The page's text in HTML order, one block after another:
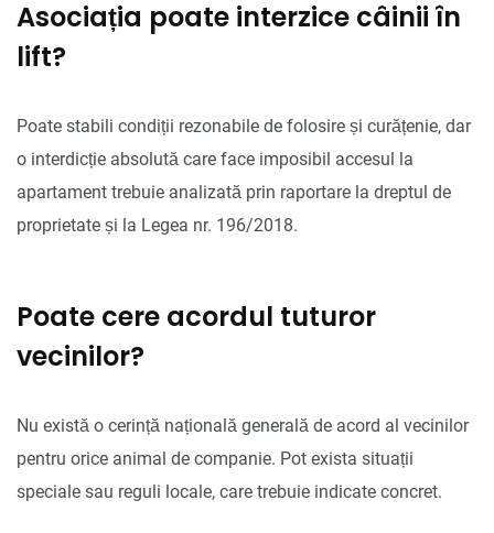
Asociația poate interzice câinii în
lift?
Poate stabili condiții rezonabile de folosire și curățenie, dar
o interdicție absolută care face imposibil accesul la
apartament trebuie analizată prin raportare la dreptul de
proprietate și la Legea nr. 196/2018.
Poate cere acordul tuturor
vecinilor?
Nu există o cerință națională generală de acord al vecinilor
pentru orice animal de companie. Pot exista situații
speciale sau reguli locale, care trebuie indicate concret.